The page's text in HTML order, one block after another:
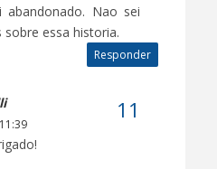
Nao sei
essa historia.
Responder